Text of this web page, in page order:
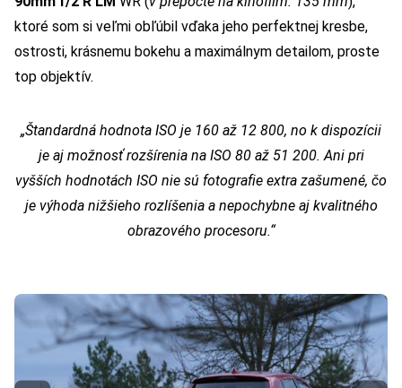
ktoré som si veľmi obľúbil vďaka jeho perfektnej kresbe,
ostrosti, krásnemu bokehu a maximálnym detailom, proste
top objektív.
„Štandardná hodnota ISO je 160 až 12 800, no k dispozícii
je aj možnosť rozšírenia na ISO 80 až 51 200. Ani pri
vyšších hodnotách ISO nie sú fotografie extra zašumené, čo
je výhoda nižšieho rozlíšenia a nepochybne aj kvalitného
obrazového procesoru.“